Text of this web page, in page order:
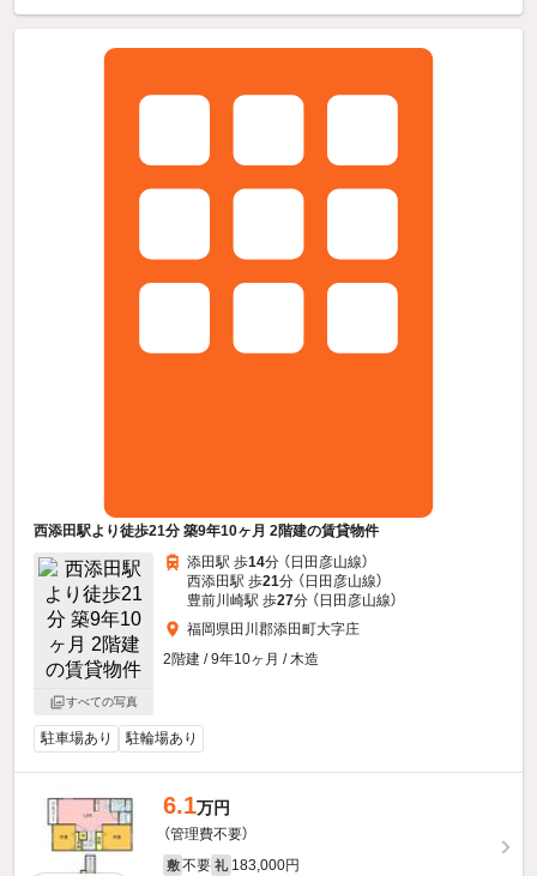
西添田駅より徒歩21分 築9年10ヶ月 2階建の賃貸物件
すべての写真
添田駅 歩14分 （日田彦山線）
西添田駅 歩21分 （日田彦山線）
豊前川崎駅 歩27分 （日田彦山線）
福岡県田川郡添田町大字庄
2階建 / 9年10ヶ月 / 木造
駐車場あり 駐輪場あり
6.1万円
（管理費不要）
敷 不要 礼 183,000円